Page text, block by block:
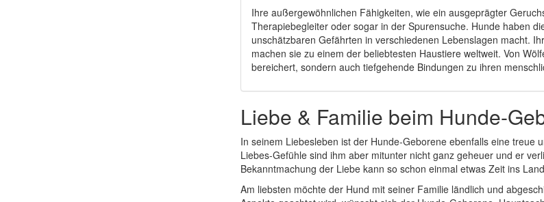
Ihre außergewöhnlichen Fähigkeiten, wie ein ausgeprägter
Therapiebegleiter oder sogar in der Spurensuche. Hunde haben
unschätzbaren Gefährten in verschiedenen Lebenslagen macht.
machen sie zu einem der beliebtesten Haustiere weltweit. Von
bereichert, sondern auch tiefgehende Bindungen zu ihren
Liebe & Familie beim Hunde-
In seinem Liebesleben ist der Hunde-Geborene ebenfalls eine
Liebes-Gefühle sind ihm aber mitunter nicht ganz geheuer und er
Bekanntmachung der Liebe kann so schon einmal etwas Zeit ins
Am liebsten möchte der Hund mit seiner Familie ländlich und